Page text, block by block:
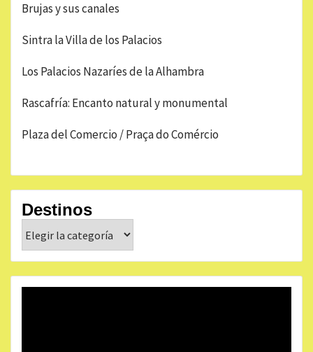
Brujas y sus canales
Sintra la Villa de los Palacios
Los Palacios Nazaríes de la Alhambra
Rascafría: Encanto natural y monumental
Plaza del Comercio / Praça do Comércio
Destinos